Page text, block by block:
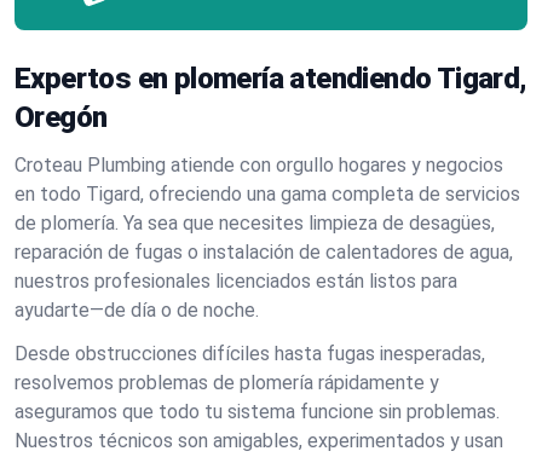
Expertos en plomería atendiendo Tigard,
Oregón
Croteau Plumbing atiende con orgullo hogares y negocios
en todo Tigard, ofreciendo una gama completa de servicios
de plomería. Ya sea que necesites limpieza de desagües,
reparación de fugas o instalación de calentadores de agua,
nuestros profesionales licenciados están listos para
ayudarte—de día o de noche.
Desde obstrucciones difíciles hasta fugas inesperadas,
resolvemos problemas de plomería rápidamente y
aseguramos que todo tu sistema funcione sin problemas.
Nuestros técnicos son amigables, experimentados y usan